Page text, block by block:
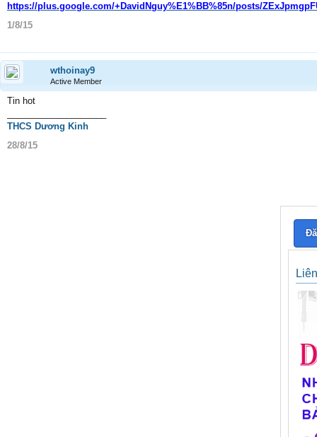
https://plus.google.com/+DavidNguy%E1%BB%85n/posts/
1/8/15
wthoinay9
Active Member
Tin hot
THCS Dương Kinh
28/8/15